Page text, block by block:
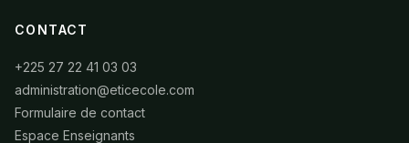
CONTACT
+225 27 22 41 03 03
administration@eticecole.com
Formulaire de contact
Espace Enseignants